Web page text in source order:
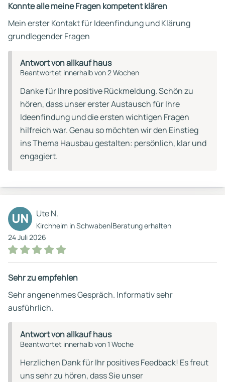
Konnte alle meine Fragen kompetent klären
Mein erster Kontakt für Ideenfindung und Klärung
grundlegender Fragen
Antwort von allkauf haus
Beantwortet innerhalb von 2 Wochen
Danke für Ihre positive Rückmeldung. Schön zu
hören, dass unser erster Austausch für Ihre
Ideenfindung und die ersten wichtigen Fragen
hilfreich war. Genau so möchten wir den Einstieg
ins Thema Hausbau gestalten: persönlich, klar und
engagiert.
UN Ute N.
Kirchheim in Schwaben|Beratung erhalten
24 Juli 2026
Sehr zu empfehlen
Sehr angenehmes Gespräch. Informativ sehr
ausführlich.
Antwort von allkauf haus
Beantwortet innerhalb von 1 Woche
Herzlichen Dank für Ihr positives Feedback! Es freut
uns sehr zu hören, dass Sie unser